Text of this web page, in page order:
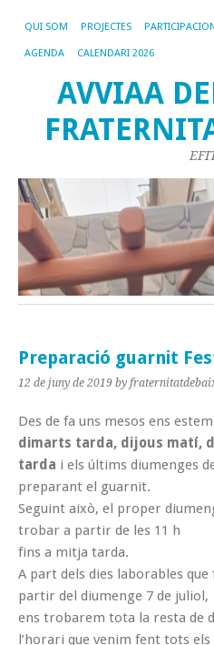
QUI SOM PROJECTES
AGENDA CALENDARI 2026
AVVIAA
Preparació guarnit
12 de juny de 2019 by
Des de fa uns mesos ens
dimarts tarda, dijous matí,
tarda i els últims diumenges
preparant el guarnit.
Seguint això, el proper
trobar a partir de les 11 h
fins a mitja tarda.
A part dels dies laborables
partir del diumenge 7 de juliol,
ens trobarem tota la resta de
l’horari que venim fent tots els